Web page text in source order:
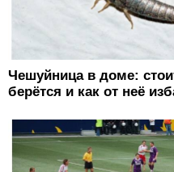
Чешуйница в доме:
берётся и как от неё